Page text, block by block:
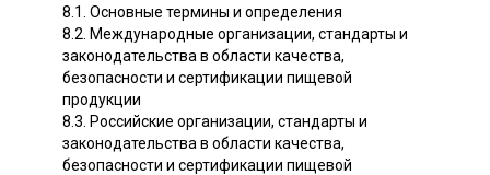
8.1. Основные термины и определения
8.2. Международные организации, стандарты и
законодательства в области качества,
безопасности и сертификации пищевой
продукции
8.3. Российские организации, стандарты и
законодательства в области качества,
безопасности и сертификации пищевой